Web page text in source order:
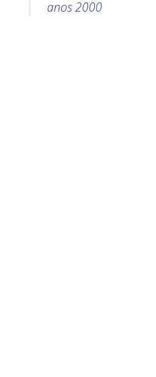
anos 2000